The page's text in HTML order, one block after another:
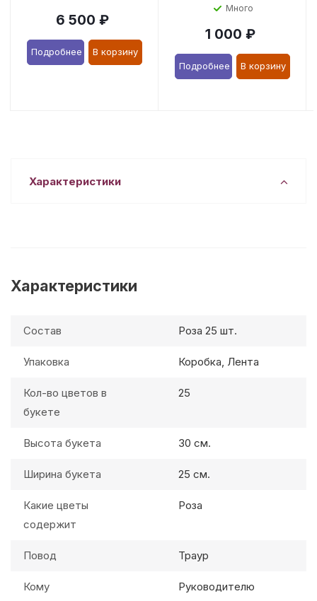
6 500 ₽
Подробнее В корзину
Много
1 000 ₽
Подробнее В корзину
Характеристики
Характеристики
Состав Роза 25 шт.
Упаковка Коробка, Лента
Кол-во цветов в
букете
25
Высота букета 30 см.
Ширина букета 25 см.
Какие цветы
содержит
Роза
Повод Траур
Кому Руководителю